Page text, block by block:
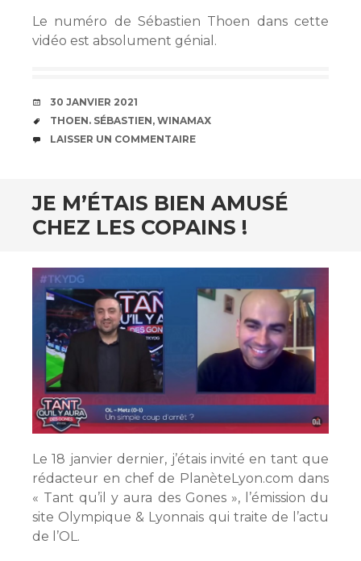
Le numéro de Sébastien Thoen dans cette
vidéo est absolument génial.
DATE
30 JANVIER 2021
ÉTIQUETTES
THOEN. SÉBASTIEN, WINAMAX
COMMENTAIRES
LAISSER UN COMMENTAIRE
JE M’ÉTAIS BIEN AMUSÉ
CHEZ LES COPAINS !
Le 18 janvier dernier, j’étais invité en tant que
rédacteur en chef de PlanèteLyon.com dans
« Tant qu’il y aura des Gones », l’émission du
site Olympique & Lyonnais qui traite de l’actu
de l’OL.